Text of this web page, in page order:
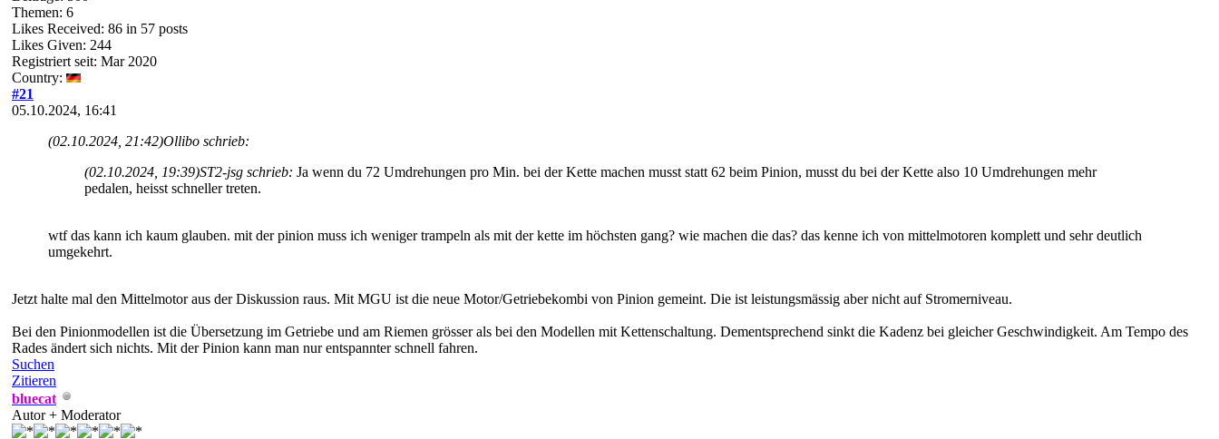
Themen: 6
Likes Received: 86 in 57 posts
Likes Given: 244
Registriert seit: Mar 2020
Country:
#21
05.10.2024, 16:41
(02.10.2024, 21:42)Ollibo schrieb:
(02.10.2024, 19:39)ST2-jsg schrieb: Ja wenn du 72 Umdrehungen pro Min. bei der Kette machen musst statt 62 beim Pinion, musst du bei der Kette also 10 Umdrehungen mehr
pedalen, heisst schneller treten.
wtf das kann ich kaum glauben. mit der pinion muss ich weniger trampeln als mit der kette im höchsten gang? wie machen die das? das kenne ich von mittelmotoren komplett und sehr deutlich
umgekehrt.
Jetzt halte mal den Mittelmotor aus der Diskussion raus. Mit MGU ist die neue Motor/Getriebekombi von Pinion gemeint. Die ist leistungsmässig aber nicht auf Stromerniveau.
Bei den Pinionmodellen ist die Übersetzung im Getriebe und am Riemen grösser als bei den Modellen mit Kettenschaltung. Dementsprechend sinkt die Kadenz bei gleicher Geschwindigkeit. Am Tempo des
Rades ändert sich nichts. Mit der Pinion kann man nur entspannter schnell fahren.
Suchen
Zitieren
bluecat
Autor + Moderator